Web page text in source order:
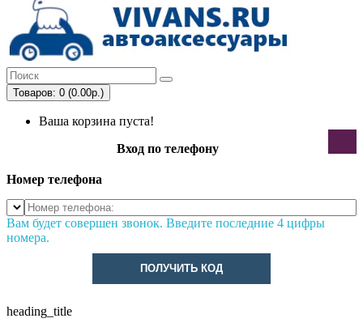
Товаров: 0 (0.00р.)
Ваша корзина пуста!
Вход по телефону
Номер телефона
Вам будет совершен звонок. Введите последние 4 цифры
номера.
ПОЛУЧИТЬ КОД
heading_title